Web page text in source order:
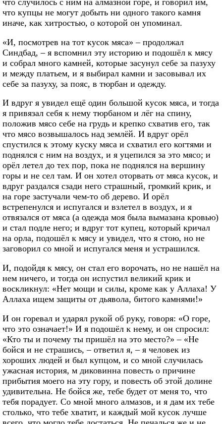
что случилось с ним на алмазной горе, и говорил им,
что купцы не могут добыть ни одного такого камня
иначе, как хитростью, о которой он упоминал.
«И, посмотрев на тот кусок мяса» – продолжал
Синдбад, – я вспомнил эту историю и подошёл к мясу
и собрал много камней, которые засунул себе за пазуху
и между платьем, и я выбирал камни и засовывал их
себе за пазуху, за пояс, в тюрбан и одежду.
И вдруг я увидел ещё один большой кусок мяса, и тогда
я привязал себя к нему тюрбаном и лёг на спину,
положив мясо себе на грудь и крепко схватив его, так
что мясо возвышалось над землёй. И вдруг орёл
спустился к этому куску мяса и схватил его когтями и
поднялся с ним на воздух, и я уцепился за это мясо; и
орёл летел до тех пор, пока не поднялся на вершину
горы и не сел там. И он хотел оторвать от мяса кусок, и
вдруг раздался сзади него страшный, громкий крик, и
на горе застучали чем-то об дерево. И орёл
встрепенулся и испугался и взлетел в воздух, и я
отвязался от мяса (а одежда моя была вымазана кровью)
и стал подле него; и вдруг тот купец, который кричал
на орла, подошёл к мясу и увидел, что я стою, но не
заговорил со мной и испугался меня и устрашился.
И, подойдя к мясу, он стал его ворочать, но не нашёл на
нем ничего, и тогда он испустил великий крик и
воскликнул: «Нет мощи и силы, кроме как у Аллаха! У
Аллаха ищем защиты от дьявола, битого камнями!»
И он горевал и ударял рукой об руку, говоря: «О горе,
что это означает!» И я подошёл к нему, и он спросил:
«Кто ты и почему ты пришёл на это место?» – «Не
бойся и не страшись, – ответил я, – я человек из
хороших людей и был купцом, и со мной случилась
ужасная история, м диковинна повесть о причине
прибытия моего на эту гору, и повесть об этой долине
удивительна. Не бойся же, тебе будет от меня то, что
тебя порадует. Со мной много алмазов, и я дам их тебе
столько, что тебе хватит, и каждый мой кусок лучше